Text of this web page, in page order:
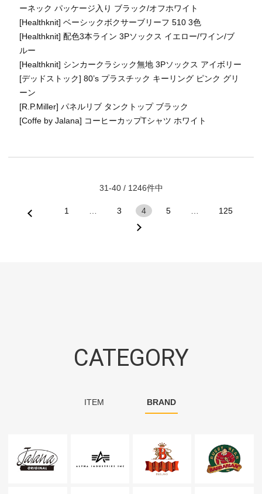
ーネック パッケージ入り ブラック/オフホワイト
[Healthknit] ベーシックボクサーブリーフ 510 3色
[Healthknit] 配色3本ライン 3Pソックス イエロー/ワイン/ブ
ルー
[Healthknit] シンカークラシック無地 3Pソックス アイボリー
[デッドストック] 80’s プラスチック キーリング ピンク グリ
ーン
[R.P.Miller] パネルリブ タンクトップ ブラック
[Coffe by Jalana] コーヒーカップTシャツ ホワイト
31-40 / 1246件中
1 3 4 5 125
CATEGORY
ITEM BRAND